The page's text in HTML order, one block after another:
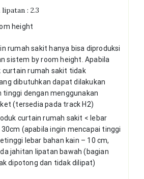
: 2.3
height
rumah sakit hanya bisa diproduksi
sistem by room height. Apabila
curtain rumah sakit tidak
dibutuhkan dapat dilakukan
tinggi dengan menggunakan
(tersedia pada track H2)
curtain rumah sakit < lebar
30cm (apabila ingin mencapai tinggi
lebar bahan kain – 10 cm,
jahitan lipatan bawah (bagian
dipotong dan tidak dilipat)